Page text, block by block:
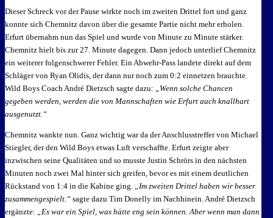
Dieser Schreck vor der Pause wirkte noch im zweiten Drittel fort und ganz
konnte sich Chemnitz davon über die gesamte Partie nicht mehr erholen.
Erfurt übernahm nun das Spiel und wurde von Minute zu Minute stärker.
Chemnitz hielt bis zur 27. Minute dagegen. Dann jedoch unterlief Chemnitz
ein weiterer folgenschwerer Fehler. Ein Abwehr-Pass landete direkt auf dem
Schläger von Ryan Olidis, der dann nur noch zum 0:2 einnetzen brauchte.
Wild Boys Coach André Dietzsch sagte dazu: „Wenn solche Chancen
gegeben werden, werden die von Mannschaften wie Erfurt auch knallhart
ausgenutzt.“
Chemnitz wankte nun. Ganz wichtig war da der Anschlusstreffer von Michael
Stiegler, der den Wild Boys etwas Luft verschaffte. Erfurt zeigte aber
inzwischen seine Qualitäten und so musste Justin Schrörs in den nächsten
Minuten noch zwei Mal hinter sich greifen, bevor es mit einem deutlichen
Rückstand von 1:4 in die Kabine ging. „Im zweiten Drittel haben wir besser
zusammengespielt.“ sagte dazu Tim Donelly im Nachhinein. André Dietzsch
ergänzte: „Es war ein Spiel, was hätte eng sein können. Aber wenn man dann